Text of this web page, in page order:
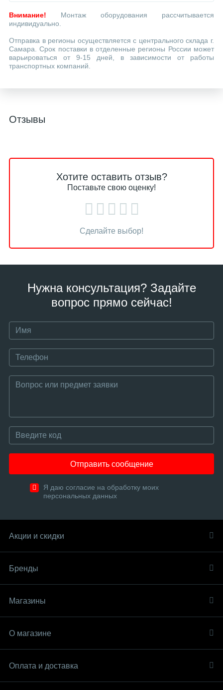
Внимание! Монтаж оборудования рассчитывается
индивидуально.
Отправка в регионы осуществляется с центрального склада г.
Самара. Срок поставки в отделенные регионы России может
варьироваться от 9-15 дней, в зависимости от работы
транспортных компаний.
Отзывы
Хотите оставить отзыв?
Поставьте свою оценку!
Сделайте выбор!
Нужна консультация? Задайте
вопрос прямо сейчас!
Отправить сообщение
Я даю согласие на обработку моих
персональных данных
Акции и скидки
Бренды
Магазины
О магазине
Оплата и доставка